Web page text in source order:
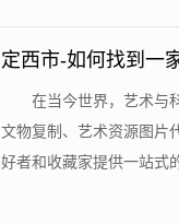
定西市-如何找到一
在当今世界，艺术与
文物复制、艺术资源图片
好者和收藏家提供一站式